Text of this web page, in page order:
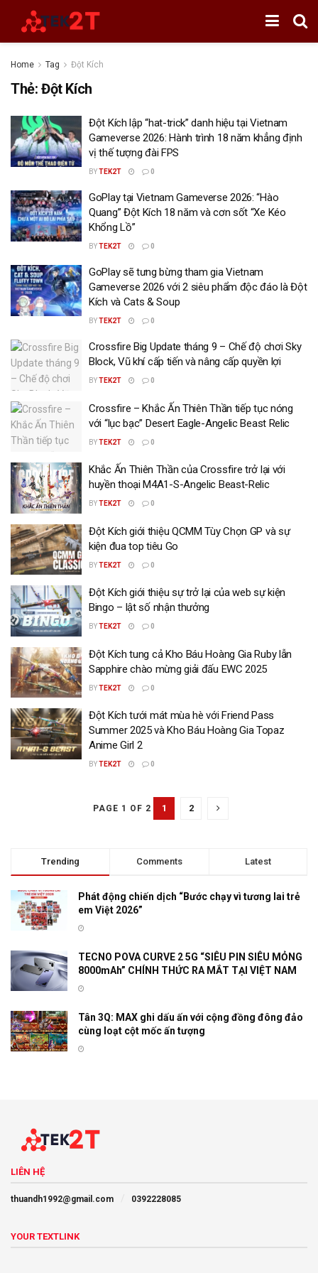
Home Tag Đột Kích
Thẻ:Đột Kích
Đột Kích lập “hat-trick” danh hiệu tại Vietnam
Gameverse 2026: Hành trình 18 năm khẳng định
vị thế tượng đài FPS
BYTEK2T 0
GoPlay tại Vietnam Gameverse 2026: “Hào
Quang” Đột Kích 18 năm và cơn sốt “Xe Kéo
Khổng Lồ”
BYTEK2T 0
GoPlay sẽ tưng bừng tham gia Vietnam
Gameverse 2026 với 2 siêu phẩm độc đáo là Đột
Kích và Cats & Soup
BYTEK2T 0
Crossfire Big Update tháng 9 – Chế độ chơi Sky
Block, Vũ khí cấp tiến và nâng cấp quyền lợi
BYTEK2T 0
Crossfire – Khắc Ấn Thiên Thần tiếp tục nóng
với “lục bạc” Desert Eagle-Angelic Beast Relic
BYTEK2T 0
Khắc Ấn Thiên Thần của Crossfire trở lại với
huyền thoại M4A1-S-Angelic Beast-Relic
BYTEK2T 0
Đột Kích giới thiệu QCMM Tùy Chọn GP và sự
kiện đua top tiêu Go
BYTEK2T 0
Đột Kích giới thiệu sự trở lại của web sự kiện
Bingo – lật số nhận thưởng
BYTEK2T 0
Đột Kích tung cả Kho Báu Hoàng Gia Ruby lẫn
Sapphire chào mừng giải đấu EWC 2025
BYTEK2T 0
Đột Kích tưới mát mùa hè với Friend Pass
Summer 2025 và Kho Báu Hoàng Gia Topaz
Anime Girl 2
BYTEK2T 0
PAGE 1 OF 2 1 2
Trending Comments Latest
Phát động chiến dịch “Bước chạy vì tương lai trẻ
em Việt 2026”
TECNO POVA CURVE 2 5G “SIÊU PIN SIÊU MỎNG
8000mAh” CHÍNH THỨC RA MẮT TẠI VIỆT NAM
Tân 3Q: MAX ghi dấu ấn với cộng đồng đông đảo
cùng loạt cột mốc ấn tượng
LIÊN HỆ
thuandh1992@gmail.com 0392228085
YOUR TEXTLINK